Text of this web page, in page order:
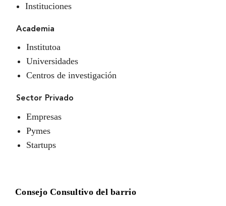
Instituciones
Academia
Institutoa
Universidades
Centros de investigación
Sector Privado
Empresas
Pymes
Startups
Consejo Consultivo del barrio